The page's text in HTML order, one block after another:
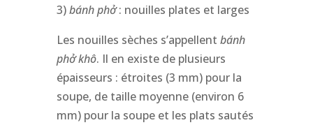
3)bánhphở: nouilles plates et larges
Les nouilles sèches s’appellent bánh
phở khô. Il en existe de plusieurs
épaisseurs : étroites (3 mm) pour la
soupe, de taille moyenne (environ 6
mm) pour la soupe et les plats sautés